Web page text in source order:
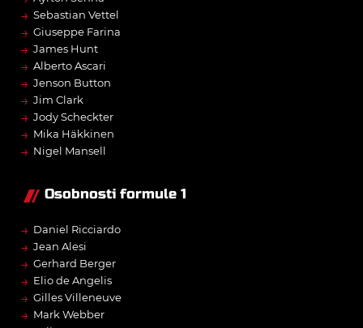
→ Sebastian Vettel
→ Giuseppe Farina
→ James Hunt
→ Alberto Ascari
→ Jenson Button
→ Jim Clark
→ Jody Scheckter
→ Mika Häkkinen
→ Nigel Mansell
Osobnosti formule 1
→ Daniel Ricciardo
→ Jean Alesi
→ Gerhard Berger
→ Elio de Angelis
→ Gilles Villeneuve
→ Mark Webber